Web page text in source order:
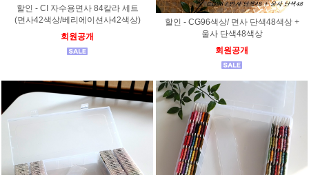
할인 - CI 자수용면사 84칼라 세트
(면사42색상/베리에이션사42색상)
회원공개
할인 - CG96색상/ 면사 단색48색상 +
울사 단색48색상
회원공개